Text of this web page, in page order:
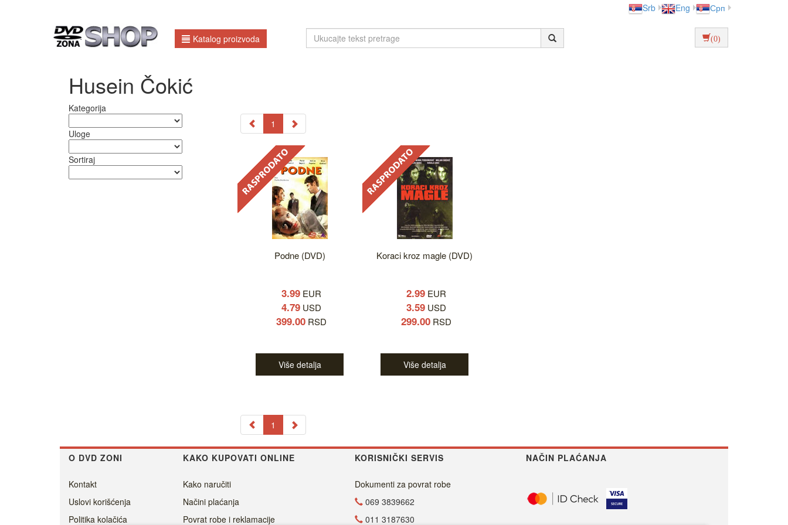
Srb Eng Срп
Katalog proizvoda (0)
Husein Čokić
Kategorija
Uloge
Sortiraj
1
Podne (DVD)
3.99EUR
4.79USD
399.00RSD
Više detalja
Koraci kroz magle (DVD)
2.99EUR
3.59USD
299.00RSD
Više detalja
1
O DVD ZONI KAKO KUPOVATI ONLINE KORISNIČKI SERVIS NAČIN PLAĆANJA
Kontakt
Uslovi korišćenja
Politika kolačića
Kako naručiti
Načini plaćanja
Povrat robe i reklamacije
Dokumenti za povrat robe
069 3839662
011 3187630